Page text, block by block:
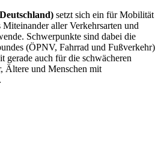
setzt sich ein für Mobilität
aller Verkehrsarten und
Schwerpunkte sind dabei die
(ÖPNV, Fahrrad und Fußverkehr)
gerade auch für die schwächeren
Ältere und Menschen mit